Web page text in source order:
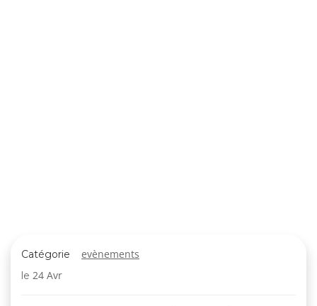
Catégorie evènements
le 24 Avr